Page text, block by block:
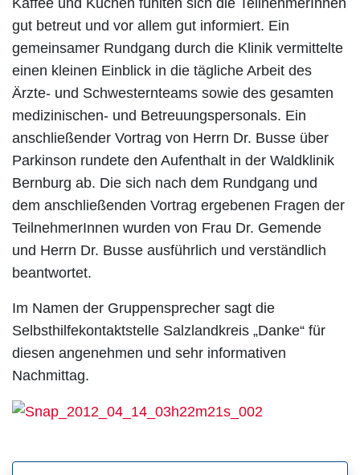
gut betreut und vor allem gut informiert. Ein
gemeinsamer Rundgang durch die Klinik vermittelte
einen kleinen Einblick in die tägliche Arbeit des
Ärzte- und Schwesternteams sowie des gesamten
medizinischen- und Betreuungspersonals. Ein
anschließender Vortrag von Herrn Dr. Busse über
Parkinson rundete den Aufenthalt in der Waldklinik
Bernburg ab. Die sich nach dem Rundgang und
dem anschließenden Vortrag ergebenen Fragen der
TeilnehmerInnen wurden von Frau Dr. Gemende
und Herrn Dr. Busse ausführlich und verständlich
beantwortet.
Im Namen der Gruppensprecher sagt die
Selbsthilfekontaktstelle Salzlandkreis „Danke“ für
diesen angenehmen und sehr informativen
Nachmittag.